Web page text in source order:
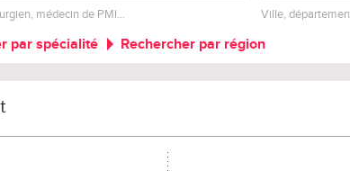
médecin de PMI… Ville,
par spécialité Rechercher par région